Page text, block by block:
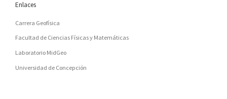
Enlaces
Carrera Geofísica
Facultad de Ciencias Físicas y Matemáticas
Laboratorio MidGeo
Universidad de Concepción